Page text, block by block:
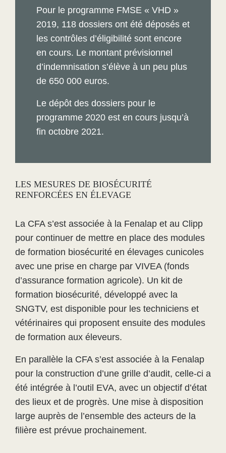
Pour le programme FMSE « VHD »
2019, 118 dossiers ont été déposés et
les contrôles d’éligibilité sont encore
en cours. Le montant prévisionnel
d’indemnisation s’élève à un peu plus
de 650 000 euros.
Le dépôt des dossiers pour le
programme 2020 est en cours jusqu’à
fin octobre 2021.
LES MESURES DE BIOSÉCURITÉ
RENFORCÉES EN ÉLEVAGE
La CFA s’est associée à la Fenalap et au Clipp
pour continuer de mettre en place des modules
de formation biosécurité en élevages cunicoles
avec une prise en charge par VIVEA (fonds
d’assurance formation agricole). Un kit de
formation biosécurité, développé avec la
SNGTV, est disponible pour les techniciens et
vétérinaires qui proposent ensuite des modules
de formation aux éleveurs.
En parallèle la CFA s’est associée à la Fenalap
pour la construction d’une grille d’audit, celle-ci a
été intégrée à l’outil EVA, avec un objectif d’état
des lieux et de progrès. Une mise à disposition
large auprès de l’ensemble des acteurs de la
filière est prévue prochainement.